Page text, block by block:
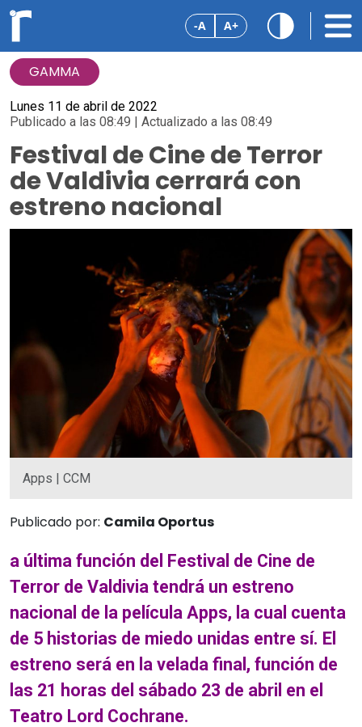
-A A+
GAMMA
Lunes 11 de abril de 2022
Publicado a las 08:49 | Actualizado a las 08:49
Festival de Cine de Terror
de Valdivia cerrará con
estreno nacional
Apps | CCM
Publicado por: Camila Oportus
a última función del Festival de Cine de
Terror de Valdivia tendrá un estreno
nacional de la película Apps, la cual cuenta
de 5 historias de miedo unidas entre sí. El
estreno será en la velada final, función de
las 21 horas del sábado 23 de abril en el
Teatro Lord Cochrane.